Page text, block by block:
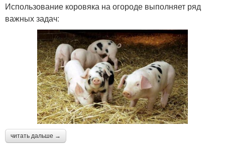
Использование коровяка на огороде выполняет ряд
важных задач:
читать дальше →